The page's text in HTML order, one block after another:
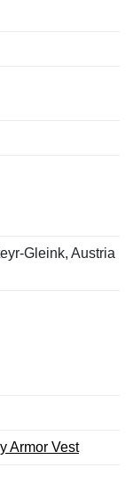
Gleink, Austria
Armor Vest